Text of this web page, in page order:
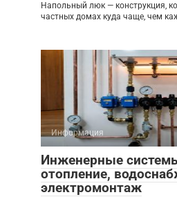
Напольный люк — конструкция,
частных домах куда чаще, чем
Информация
Инженерные
отопление,
электромонтаж